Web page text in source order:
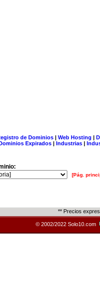
de Dominios| Web Hosting |
Expirados | Industrias |
[Pág.
** Precios
© 2002/2022 Solo10.com